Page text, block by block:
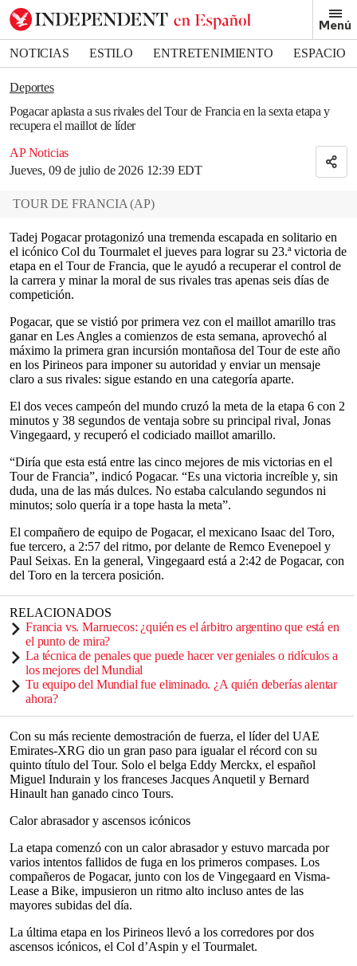
Menú
NOTICIAS ESTILO ENTRETENIMIENTO
ESPACIO
DEPORTES
Deportes
Pogacar aplasta a sus rivales del Tour de Francia en la sexta etapa y
recupera el maillot de líder
AP Noticias
Jueves, 09 de julio de 2026 12:39 EDT
Bookmark popover
Removed from bookmarks
Close popover
TOUR DE FRANCIA (AP)
Tadej Pogacar protagonizó una tremenda escapada en solitario en
el icónico Col du Tourmalet el jueves para lograr su 23.ª victoria de
etapa en el Tour de Francia, que le ayudó a recuperar el control de
la carrera y minar la moral de sus rivales tras apenas seis días de
competición.
Pogacar, que se vistió por primera vez con el maillot amarillo tras
ganar en Les Angles a comienzos de esta semana, aprovechó al
máximo la primera gran incursión montañosa del Tour de este año
en los Pirineos para imponer su autoridad y enviar un mensaje
claro a sus rivales: sigue estando en una categoría aparte.
El dos veces campeón del mundo cruzó la meta de la etapa 6 con 2
minutos y 38 segundos de ventaja sobre su principal rival, Jonas
Vingegaard, y recuperó el codiciado maillot amarillo.
“Diría que esta está entre las cinco mejores de mis victorias en el
Tour de Francia”, indicó Pogacar. “Es una victoria increíble y, sin
duda, una de las más dulces. No estaba calculando segundos ni
minutos; solo quería ir a tope hasta la meta”.
El compañero de equipo de Pogacar, el mexicano Isaac del Toro,
fue tercero, a 2:57 del ritmo, por delante de Remco Evenepoel y
Paul Seixas. En la general, Vingegaard está a 2:42 de Pogacar, con
del Toro en la tercera posición.
RELACIONADOS
Francia vs. Marruecos: ¿quién es el árbitro argentino que está en
el punto de mira?
La técnica de penales que puede hacer ver geniales o ridículos a
los mejores del Mundial
Tu equipo del Mundial fue eliminado. ¿A quién deberías alentar
ahora?
Con su más reciente demostración de fuerza, el líder del UAE
Emirates-XRG dio un gran paso para igualar el récord con su
quinto título del Tour. Solo el belga Eddy Merckx, el español
Miguel Indurain y los franceses Jacques Anquetil y Bernard
Hinault han ganado cinco Tours.
Calor abrasador y ascensos icónicos
La etapa comenzó con un calor abrasador y estuvo marcada por
varios intentos fallidos de fuga en los primeros compases. Los
compañeros de Pogacar, junto con los de Vingegaard en Visma-
Lease a Bike, impusieron un ritmo alto incluso antes de las
mayores subidas del día.
La última etapa en los Pirineos llevó a los corredores por dos
ascensos icónicos, el Col d’Aspin y el Tourmalet.